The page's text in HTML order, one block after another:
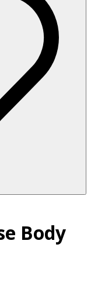
Body